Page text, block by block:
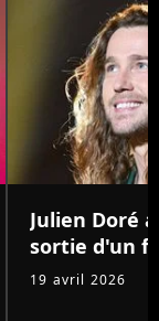
Julien Doré
sortie d'un
19 avril 2026